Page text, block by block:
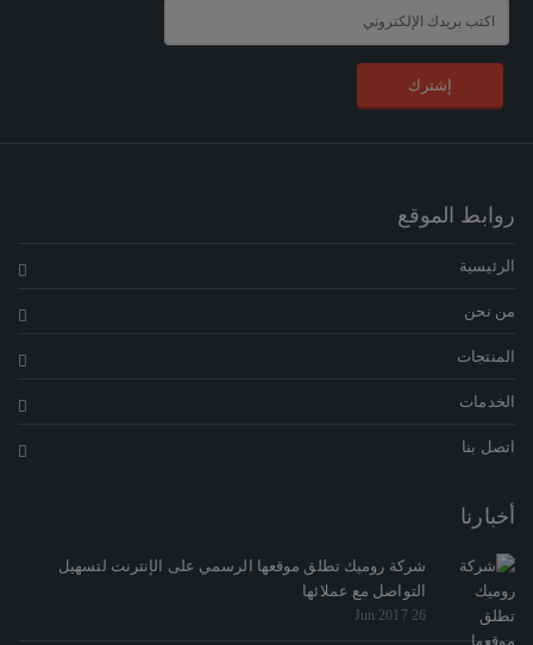
إشترك
روابط الموقع
الرئيسية
من نحن
المنتجات
الخدمات
اتصل بنا
أخبارنا
شركة روميك تطلق موقعها الرسمي على الإنترنت لتسهيل
التواصل مع عملائها
26 Jun 2017